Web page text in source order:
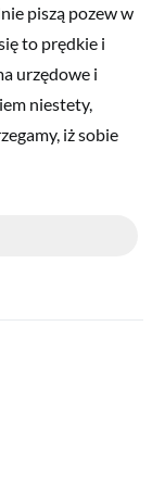
piszą pozew w
to prędkie i
urzędowe i
niestety,
iż sobie